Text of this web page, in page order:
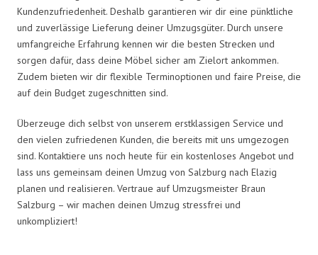
Kundenzufriedenheit. Deshalb garantieren wir dir eine pünktliche
und zuverlässige Lieferung deiner Umzugsgüter. Durch unsere
umfangreiche Erfahrung kennen wir die besten Strecken und
sorgen dafür, dass deine Möbel sicher am Zielort ankommen.
Zudem bieten wir dir flexible Terminoptionen und faire Preise, die
auf dein Budget zugeschnitten sind.
Überzeuge dich selbst von unserem erstklassigen Service und
den vielen zufriedenen Kunden, die bereits mit uns umgezogen
sind. Kontaktiere uns noch heute für ein kostenloses Angebot und
lass uns gemeinsam deinen Umzug von Salzburg nach Elazig
planen und realisieren. Vertraue auf Umzugsmeister Braun
Salzburg – wir machen deinen Umzug stressfrei und
unkompliziert!